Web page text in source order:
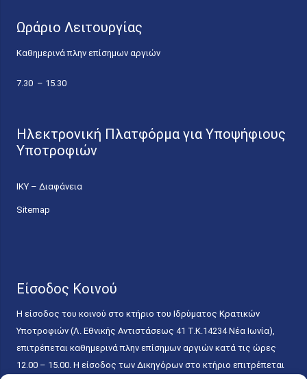
Ωράριο Λειτουργίας
Καθημερινά πλην επίσημων αργιών
7.30 – 15.30
Ηλεκτρονική Πλατφόρμα για Υποψήφιους
Υποτροφιών
ΙΚΥ – Διαφάνεια
Sitemap
Είσοδος Κοινού
Η είσοδος του κοινού στο κτήριο του Ιδρύματος Κρατικών
Υποτροφιών (Λ. Εθνικής Αντιστάσεως 41 T.K.14234 Νέα Ιωνία),
επιτρέπεται καθημερινά πλην επίσημων αργιών κατά τις ώρες
12.00 – 15.00. Η είσοδος των Δικηγόρων στο κτήριο επιτρέπεται